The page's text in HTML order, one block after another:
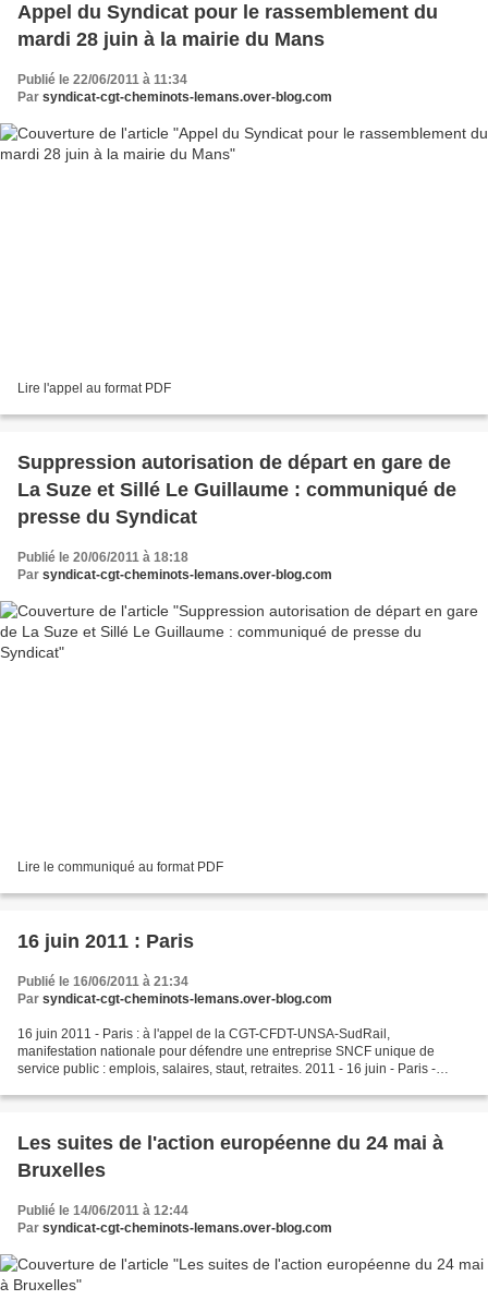
Appel du Syndicat pour le rassemblement du
mardi 28 juin à la mairie du Mans
Publié le 22/06/2011 à 11:34
Par syndicat-cgt-cheminots-lemans.over-blog.com
Lire l'appel au format PDF
Suppression autorisation de départ en gare de
La Suze et Sillé Le Guillaume : communiqué de
presse du Syndicat
Publié le 20/06/2011 à 18:18
Par syndicat-cgt-cheminots-lemans.over-blog.com
Lire le communiqué au format PDF
16 juin 2011 : Paris
Publié le 16/06/2011 à 21:34
Par syndicat-cgt-cheminots-lemans.over-blog.com
16 juin 2011 - Paris : à l'appel de la CGT-CFDT-UNSA-SudRail,
manifestation nationale pour défendre une entreprise SNCF unique de
service public : emplois, salaires, staut, retraites. 2011 - 16 juin - Paris -
Les suites de l'action européenne du 24 mai à
Bruxelles
Publié le 14/06/2011 à 12:44
Par syndicat-cgt-cheminots-lemans.over-blog.com